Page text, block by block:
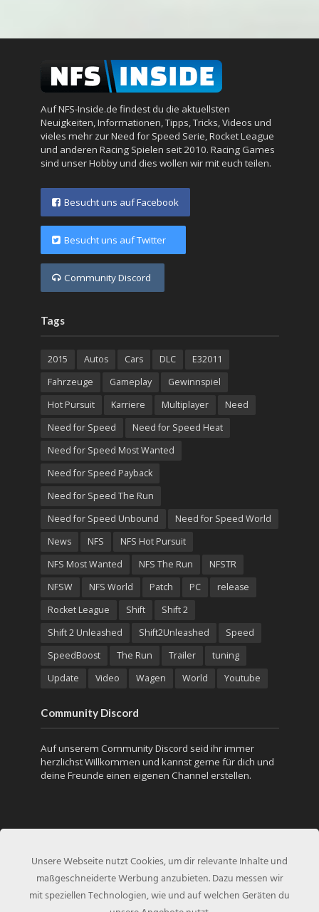
Auf NFS-Inside.de findest du die aktuellsten
Neuigkeiten, Informationen, Tipps, Tricks, Videos und
vieles mehr zur Need for Speed Serie, Rocket League
und anderen Racing Spielen seit 2010. Racing Games
sind unser Hobby und dies wollen wir mit euch teilen.
Besucht uns auf Facebook
Besucht uns auf Twitter
Community Discord
Tags
2015 Autos Cars DLC
E32011
Fahrzeuge
Gameplay
Gewinnspiel
Hot Pursuit
Karriere Multiplayer
Need
Need for Speed
Need for Speed Heat
Need for Speed Most Wanted
Need for Speed Payback
Need for Speed The Run
Need for Speed Unbound
Need for Speed World
News
NFS
NFS Hot Pursuit
NFS Most Wanted
NFS The Run
NFSTR
NFSW
NFS World Patch PC
release
Rocket League
Shift
Shift 2
Shift 2 Unleashed
Shift2Unleashed
Speed
SpeedBoost
The Run Trailer
tuning
Update
Video Wagen World Youtube
Community Discord
Auf unserem Community Discord seid ihr immer
herzlichst Willkommen und kannst gerne für dich und
deine Freunde einen eigenen Channel erstellen.
Unsere Webseite nutzt Cookies, um dir relevante Inhalte und
maßgeschneiderte Werbung anzubieten. Dazu messen wir
mit speziellen Technologien, wie und auf welchen Geräten du